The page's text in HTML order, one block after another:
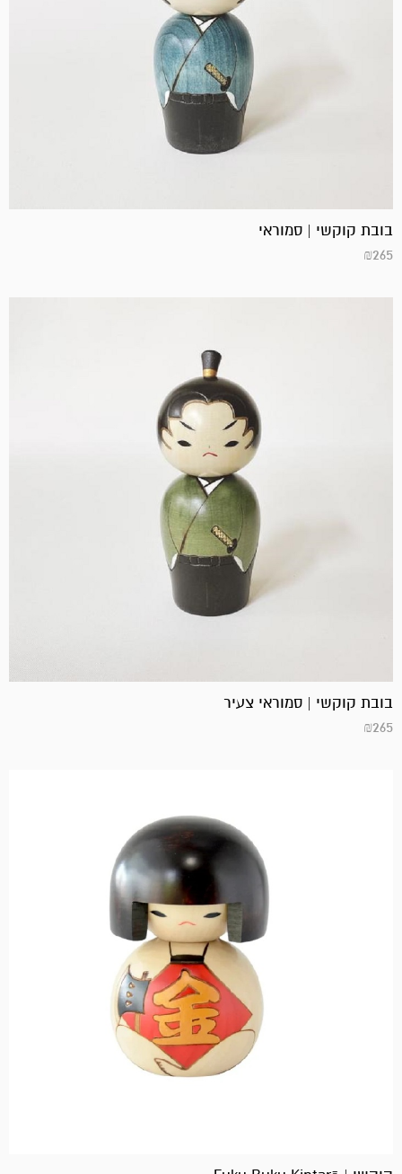
בובת קוקשי | סמוראי
₪265
בובת קוקשי | סמוראי צעיר
₪265